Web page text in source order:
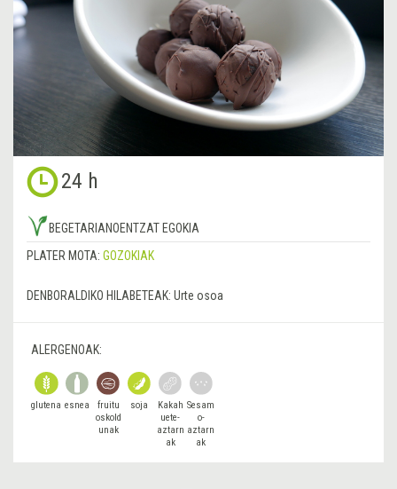
24 h
BEGETARIANOENTZAT EGOKIA
PLATER MOTA: GOZOKIAK
DENBORALDIKO HILABETEAK: Urte osoa
ALERGENOAK:
glutena esnea
fruitu
oskold
unak
soja
Kakah
uete-
aztarn
ak
Sesam
o-
aztarn
ak